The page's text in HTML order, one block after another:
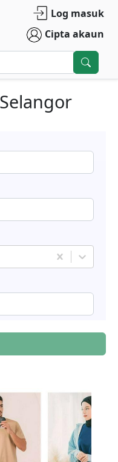
Log masuk
Cipta akaun
Selangor